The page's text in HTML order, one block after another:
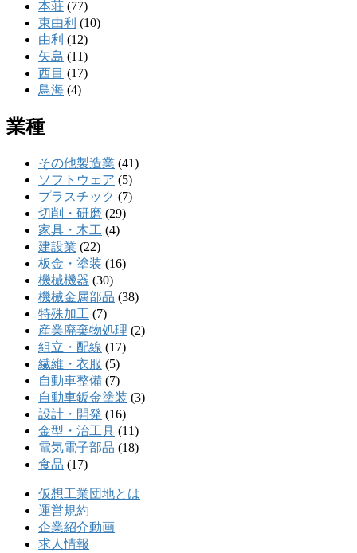
本荘 (77)
東由利 (10)
由利 (12)
矢島 (11)
西目 (17)
鳥海 (4)
業種
その他製造業 (41)
ソフトウェア (5)
プラスチック (7)
切削・研磨 (29)
家具・木工 (4)
建設業 (22)
板金・塗装 (16)
機械機器 (30)
機械金属部品 (38)
特殊加工 (7)
産業廃棄物処理 (2)
組立・配線 (17)
繊維・衣服 (5)
自動車整備 (7)
自動車鈑金塗装 (3)
設計・開発 (16)
金型・治工具 (11)
電気電子部品 (18)
食品 (17)
仮想工業団地とは
運営規約
企業紹介動画
求人情報